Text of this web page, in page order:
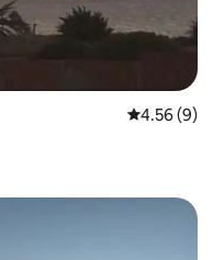
คะแนนเฉลี่ย
4.56 (9)